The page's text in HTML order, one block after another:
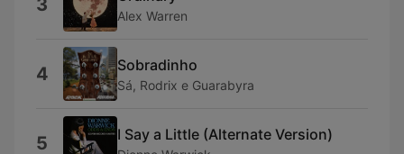
3 Alex Warren
4 Sobradinho
Sá, Rodrix e Guarabyra
5 I Say a Little (Alternate Version)